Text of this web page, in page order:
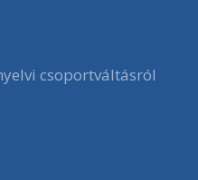
csoportváltásról